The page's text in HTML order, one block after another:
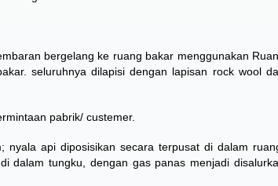
bergelang ke ruang bakar menggunakan
seluruhnya dilapisi dengan lapisan rock wool
pabrik/ custemer.
nyala api diposisikan secara terpusat di dalam
dalam tungku, dengan gas panas menjadi